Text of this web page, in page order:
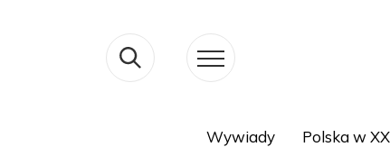
Wywiady Polska w